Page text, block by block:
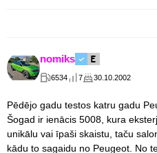
nomiks
6534 7 30.10.2002
Pēdējo gadu testos katru gadu
Šogad ir ienācis 5008, kura
unikālu vai īpaši skaistu, taču
kādu to sagaidu no Peugeot. No